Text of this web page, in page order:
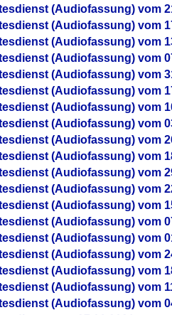
(Audiofassung) vom
(Audiofassung) vom
(Audiofassung) vom
(Audiofassung) vom
(Audiofassung) vom
(Audiofassung) vom
(Audiofassung) vom
(Audiofassung) vom
(Audiofassung) vom
(Audiofassung) vom
(Audiofassung) vom
(Audiofassung) vom
(Audiofassung) vom
(Audiofassung) vom
(Audiofassung) vom
(Audiofassung) vom
(Audiofassung) vom
(Audiofassung) vom
(Audiofassung) vom